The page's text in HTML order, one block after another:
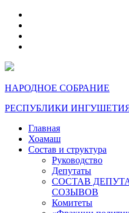
НАРОДНОЕ СОБРАНИЕ
РЕСПУБЛИКИ
Главная
Хоамаш
Состав и структура
Руководство
Депутаты
СОСТАВ
СОЗЫВОВ
Комитеты